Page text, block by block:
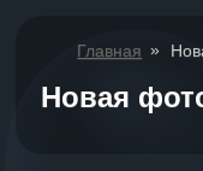
Главная »
Новая